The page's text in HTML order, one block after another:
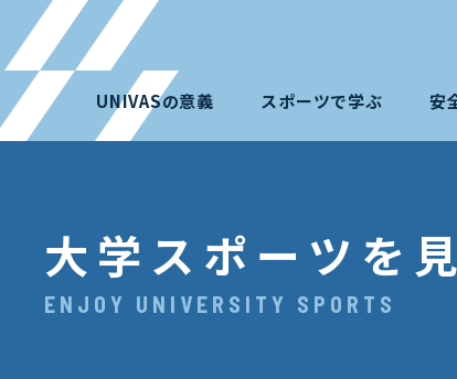
UNIVASの意義 スポーツで学ぶ 安
大学スポーツを
ENJOY UNIVERSITY SPORTS